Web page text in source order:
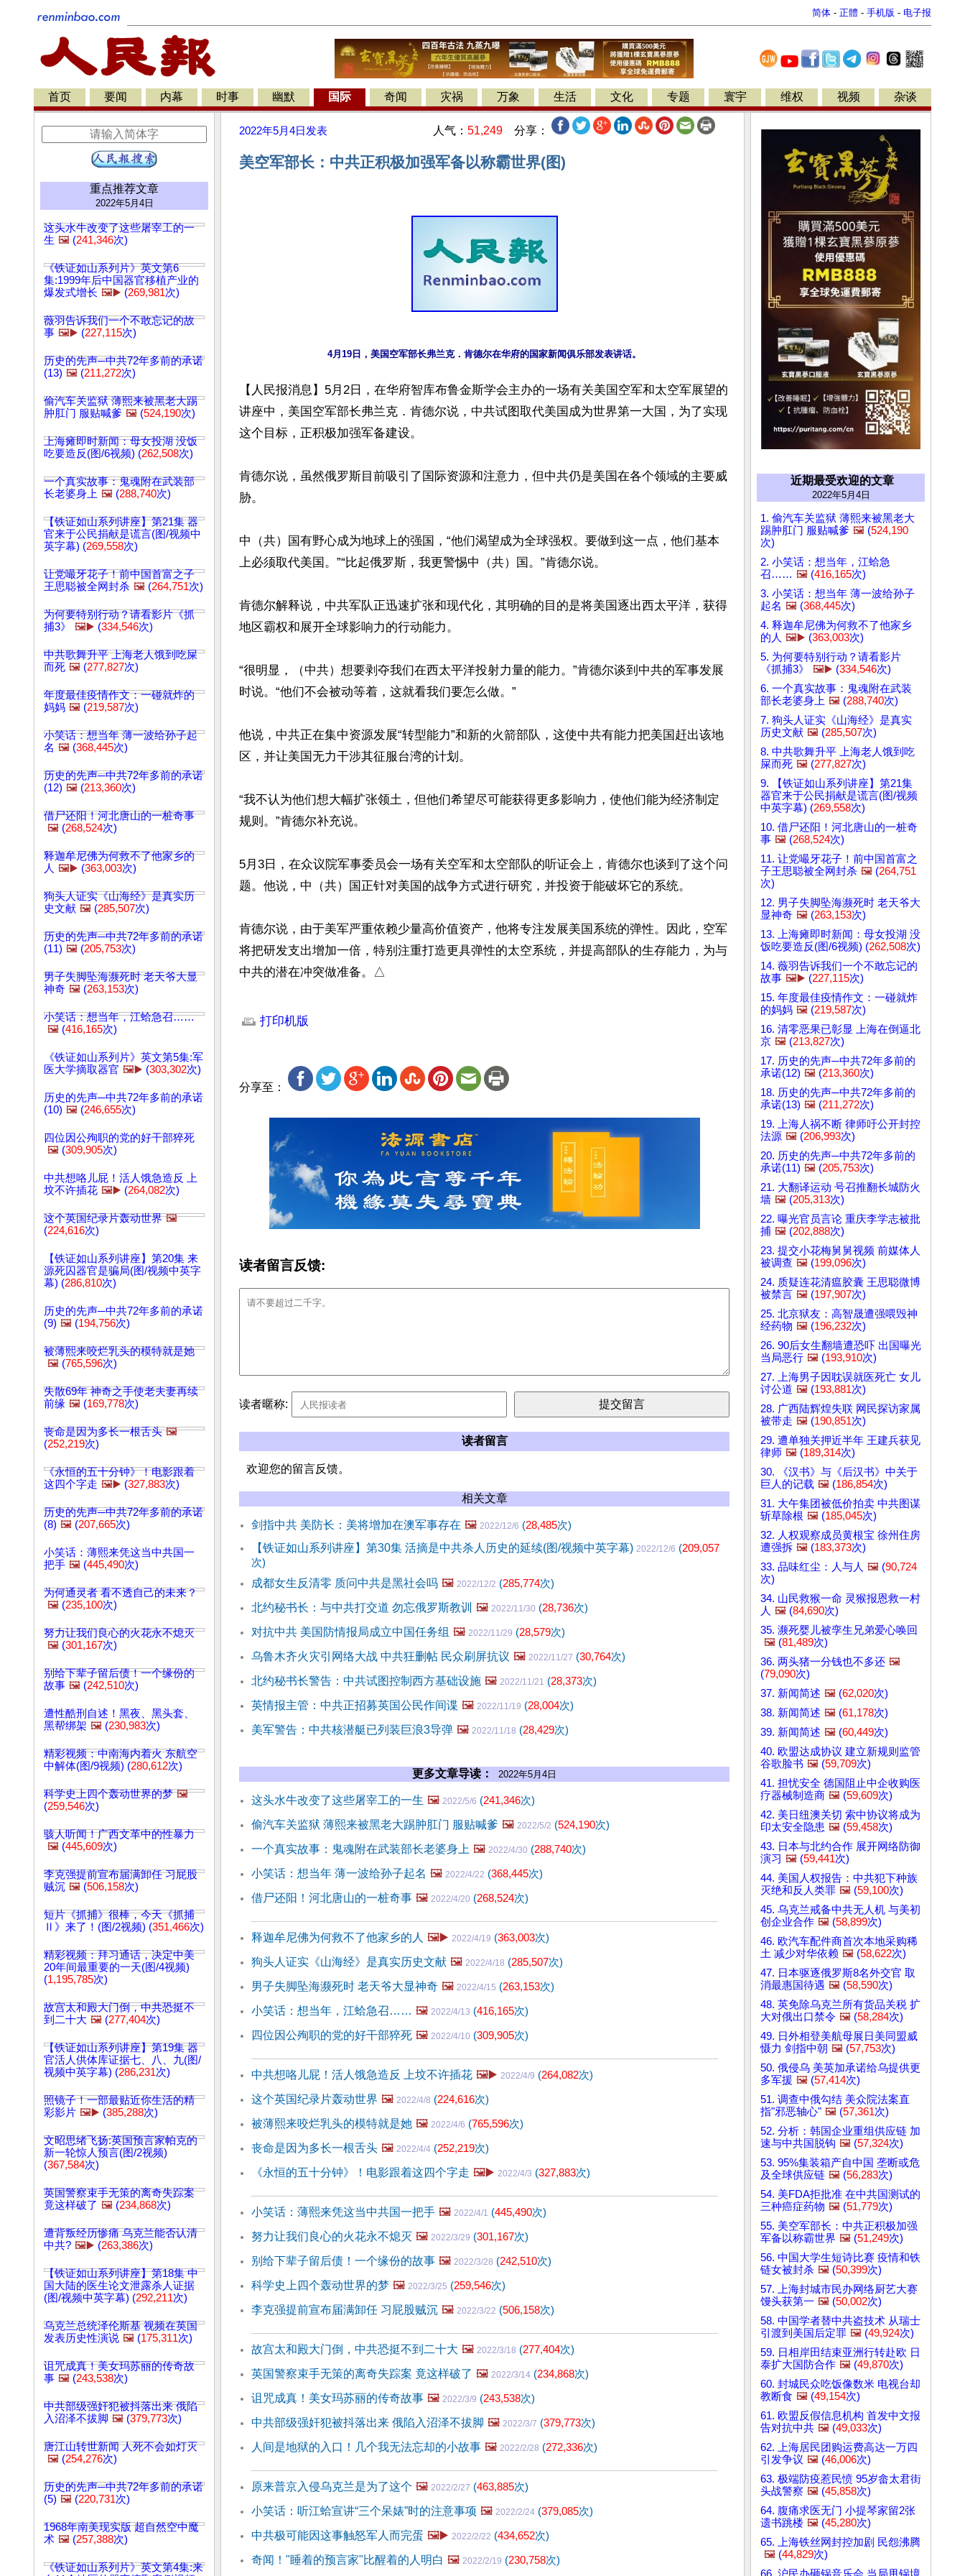
简体 - 正體 - 手机版 - 电子报
首页 要闻 内幕 时事 幽默 国际 奇闻 灾祸 万象 生活 文化 专题 寰宇 维权 视频 杂谈
重点推荐文章
2022年5月4日
这头水牛改变了这些屠宰工的一
生 🖼️ (241,346次)
《铁证如山系列片》英文第6
集:1999年后中国器官移植产业的
爆发式增长 🖼️▶️ (269,981次)
薇羽告诉我们一个不敢忘记的故
事 🖼️▶️ (227,115次)
历史的先声─中共72年多前的承诺
(13) 🖼️ (211,272次)
偷汽车关监狱 薄熙来被黑老大踢
肿肛门 服贴喊爹 🖼️ (524,190次)
上海瘫即时新闻：母女投湖 没饭
吃要造反(图/6视频) (262,508次)
一个真实故事：鬼魂附在武装部
长老婆身上 🖼️ (288,740次)
【铁证如山系列讲座】第21集 器
官来于公民捐献是谎言(图/视频中
英字幕) (269,558次)
让党嘬牙花子！前中国首富之子
王思聪被全网封杀 🖼️ (264,751次)
为何要特别行动？请看影片《抓
捕3》
🖼️▶️ (334,546次)
中共歌舞升平 上海老人饿到吃屎
而死 🖼️ (277,827次)
年度最佳疫情作文：一碰就炸的
妈妈 🖼️ (219,587次)
小笑话：想当年 薄一波给孙子起
名 🖼️ (368,445次)
历史的先声─中共72年多前的承诺
(12) 🖼️ (213,360次)
借尸还阳！河北唐山的一桩奇事
🖼️ (268,524次)
释迦牟尼佛为何救不了他家乡的
人 🖼️▶️ (363,003次)
狗头人证实《山海经》是真实历
史文献 🖼️ (285,507次)
历史的先声─中共72年多前的承诺
(11) 🖼️ (205,753次)
男子失脚坠海濒死时 老天爷大显
神奇 🖼️ (263,153次)
小笑话：想当年，江蛤急召……
🖼️ (416,165次)
《铁证如山系列片》英文第5集:军
医大学摘取器官 🖼️▶️ (303,302次)
历史的先声─中共72年多前的承诺
(10) 🖼️ (246,655次)
四位因公殉职的党的好干部猝死
🖼️ (309,905次)
中共想咯儿屁！活人饿急造反 上
坟不许插花 🖼️▶️ (264,082次)
这个英国纪录片轰动世界 🖼️
(224,616次)
【铁证如山系列讲座】第20集 来
源死囚器官是骗局(图/视频中英字
幕) (286,810次)
历史的先声─中共72年多前的承诺
(9) 🖼️ (194,756次)
被薄熙来咬烂乳头的模特就是她
🖼️ (765,596次)
失散69年 神奇之手使老夫妻再续
前缘 🖼️ (169,778次)
丧命是因为多长一根舌头 🖼️
(252,219次)
《永恒的五十分钟》！电影跟着
这四个字走 🖼️▶️ (327,883次)
历史的先声─中共72年多前的承诺
(8) 🖼️ (207,665次)
小笑话：薄熙来凭这当中共国一
把手 🖼️ (445,490次)
为何通灵者 看不透自己的未来？
🖼️ (235,100次)
努力让我们良心的火花永不熄灭
🖼️ (301,167次)
别给下辈子留后债！一个缘份的
故事 🖼️ (242,510次)
遭性酷刑自述！黑夜、黑头套、
黑帮绑架 🖼️ (230,983次)
精彩视频：中南海内着火 东航空
中解体(图/9视频) (280,612次)
科学史上四个轰动世界的梦 🖼️
(259,546次)
骇人听闻！广西文革中的性暴力
🖼️ (445,609次)
李克强提前宣布届满卸任 习屁股
贼沉 🖼️ (506,158次)
短片《抓捕》很棒，今天《抓捕
Ⅱ》来了！(图/2视频) (351,466次)
精彩视频：拜习通话，决定中美
20年间最重要的一天(图/4视频)
(1,195,785次)
故宫太和殿大门倒，中共恐挺不
到二十大 🖼️ (277,404次)
【铁证如山系列讲座】第19集 器
官活人供体库证据七、八、九(图/
视频中英字幕) (286,231次)
照镜子！一部最贴近你生活的精
彩影片 🖼️▶️ (385,288次)
文昭思绪飞扬:英国预言家帕克的
新一轮惊人预言(图/2视频)
(367,584次)
英国警察束手无策的离奇失踪案
竟这样破了 🖼️ (234,868次)
遭背叛经历惨痛 乌克兰能否认清
中共? 🖼️▶️ (263,386次)
【铁证如山系列讲座】第18集 中
国大陆的医生论文泄露杀人证据
(图/视频中英字幕) (292,211次)
乌克兰总统泽伦斯基 视频在英国
发表历史性演说 🖼️ (175,311次)
诅咒成真！美女玛苏丽的传奇故
事 🖼️ (243,538次)
中共部级强奸犯被抖落出来 俄陷
入沼泽不拔脚 🖼️ (379,773次)
唐江山转世新闻 人死不会如灯灭
🖼️ (254,276次)
历史的先声─中共72年多前的承诺
(5) 🖼️ (220,731次)
1968年南美现实版 超自然空中魔
术 🖼️ (257,388次)
《铁证如山系列片》英文第4集:来
2022年5月4日 发表 人气： 51,249 分享：
美空军部长：中共正积极加强军备以称霸世界(图)
【人民报消息】5月2日，在华府智库布鲁金斯学会主办的一场有关美国空军和太空军展望的
讲座中，美国空军部长弗兰克．肯德尔说，中共试图取代美国成为世界第一大国，为了实现
这个目标，正积极加强军备建设。
肯德尔说，虽然俄罗斯目前吸引了国际资源和注意力，但中共仍是美国在各个领域的主要威
胁。
中（共）国有野心成为地球上的强国，“他们渴望成为全球强权。要做到这一点，他们基本
上必须取代美国。”“比起俄罗斯，我更警惕中（共）国。”肯德尔说。
肯德尔解释说，中共军队正迅速扩张和现代化，其明确的目的是将美国逐出西太平洋，获得
地区霸权和展开全球影响力的行动能力。
“很明显，（中共）想要剥夺我们在西太平洋投射力量的能力。”肯德尔谈到中共的军事发展
时说。“他们不会被动等着，这就看我们要怎么做。”
他说，中共正在集中资源发展“转型能力”和新的火箭部队，这使中共有能力把美国赶出该地
区，并让美国无力干涉其征服台湾的计划。
“我不认为他们想大幅扩张领土，但他们希望尽可能获得更多影响力，使他们能为经济制定
规则。”肯德尔补充说。
5月3日，在众议院军事委员会一场有关空军和太空部队的听证会上，肯德尔也谈到了这个问
题。他说，中（共）国正针对美国的战争方式进行研究，并投资于能破坏它的系统。
肯德尔说，由于美军严重依赖少量高价值资产，他将专注发展美国系统的弹性。因此，空军
将把研发支出增加一倍，特别注重打造更具弹性的太空系统，并提高部队的生存能力，为与
中共的潜在冲突做准备。△
打印机版
分享至：
读者留言反馈:
读者暱称:
读者留言
欢迎您的留言反馈。
相关文章
剑指中共 美防长：美将增加在澳军事存在 🖼️ 2022/12/6 (28,485次)
【铁证如山系列讲座】第30集 活摘是中共杀人历史的延续(图/视频中英字幕) 2022/12/6 (209,057
次)
成都女生反清零 质问中共是黑社会吗 🖼️ 2022/12/2 (285,774次)
北约秘书长：与中共打交道 勿忘俄罗斯教训 🖼️ 2022/11/30 (28,736次)
对抗中共 美国防情报局成立中国任务组 🖼️ 2022/11/29 (28,579次)
乌鲁木齐火灾引网络大战 中共狂删帖 民众刷屏抗议 🖼️ 2022/11/27 (30,764次)
北约秘书长警告：中共试图控制西方基础设施 🖼️ 2022/11/21 (28,373次)
英情报主管：中共正招募英国公民作间谍 🖼️ 2022/11/19 (28,004次)
美军警告：中共核潜艇已列装巨浪3导弹 🖼️ 2022/11/18 (28,429次)
更多文章导读： 2022年5月4日
这头水牛改变了这些屠宰工的一生 🖼️ 2022/5/6 (241,346次)
偷汽车关监狱 薄熙来被黑老大踢肿肛门 服贴喊爹 🖼️ 2022/5/2 (524,190次)
一个真实故事：鬼魂附在武装部长老婆身上 🖼️ 2022/4/30 (288,740次)
小笑话：想当年 薄一波给孙子起名 🖼️ 2022/4/22 (368,445次)
借尸还阳！河北唐山的一桩奇事 🖼️ 2022/4/20 (268,524次)
释迦牟尼佛为何救不了他家乡的人 🖼️▶️ 2022/4/19 (363,003次)
狗头人证实《山海经》是真实历史文献 🖼️ 2022/4/18 (285,507次)
男子失脚坠海濒死时 老天爷大显神奇 🖼️ 2022/4/15 (263,153次)
小笑话：想当年，江蛤急召…… 🖼️ 2022/4/13 (416,165次)
四位因公殉职的党的好干部猝死 🖼️ 2022/4/10 (309,905次)
中共想咯儿屁！活人饿急造反 上坟不许插花 🖼️▶️ 2022/4/9 (264,082次)
这个英国纪录片轰动世界 🖼️ 2022/4/8 (224,616次)
被薄熙来咬烂乳头的模特就是她 🖼️ 2022/4/6 (765,596次)
丧命是因为多长一根舌头 🖼️ 2022/4/4 (252,219次)
《永恒的五十分钟》！电影跟着这四个字走 🖼️▶️ 2022/4/3 (327,883次)
小笑话：薄熙来凭这当中共国一把手 🖼️ 2022/4/1 (445,490次)
努力让我们良心的火花永不熄灭 🖼️ 2022/3/29 (301,167次)
别给下辈子留后债！一个缘份的故事 🖼️ 2022/3/28 (242,510次)
科学史上四个轰动世界的梦 🖼️ 2022/3/25 (259,546次)
李克强提前宣布届满卸任 习屁股贼沉 🖼️ 2022/3/22 (506,158次)
故宫太和殿大门倒，中共恐挺不到二十大 🖼️ 2022/3/18 (277,404次)
英国警察束手无策的离奇失踪案 竟这样破了 🖼️ 2022/3/14 (234,868次)
诅咒成真！美女玛苏丽的传奇故事 🖼️ 2022/3/9 (243,538次)
中共部级强奸犯被抖落出来 俄陷入沼泽不拔脚 🖼️ 2022/3/7 (379,773次)
人间是地狱的入口！几个我无法忘却的小故事 🖼️ 2022/2/28 (272,336次)
原来普京入侵乌克兰是为了这个 🖼️ 2022/2/27 (463,885次)
小笑话：听江蛤宣讲“三个呆婊”时的注意事项 🖼️ 2022/2/24 (379,085次)
中共极可能因这事触怒军人而完蛋 🖼️▶️ 2022/2/22 (434,652次)
奇闻！"睡着的预言家"比醒着的人明白 🖼️ 2022/2/19 (230,758次)
近期最受欢迎的文章
2022年5月4日
1. 偷汽车关监狱 薄熙来被黑老大
踢肿肛门 服贴喊爹 🖼️ (524,190
次)
2. 小笑话：想当年，江蛤急
召…… 🖼️ (416,165次)
3. 小笑话：想当年 薄一波给孙子
起名 🖼️ (368,445次)
4. 释迦牟尼佛为何救不了他家乡
的人 🖼️▶️ (363,003次)
5. 为何要特别行动？请看影片
《抓捕3》
🖼️▶️ (334,546次)
6. 一个真实故事：鬼魂附在武装
部长老婆身上 🖼️ (288,740次)
7. 狗头人证实《山海经》是真实
历史文献 🖼️ (285,507次)
8. 中共歌舞升平 上海老人饿到吃
屎而死 🖼️ (277,827次)
9. 【铁证如山系列讲座】第21集
器官来于公民捐献是谎言(图/视频
中英字幕) (269,558次)
10. 借尸还阳！河北唐山的一桩奇
事 🖼️ (268,524次)
11. 让党嘬牙花子！前中国首富之
子王思聪被全网封杀 🖼️ (264,751
次)
12. 男子失脚坠海濒死时 老天爷大
显神奇 🖼️ (263,153次)
13. 上海瘫即时新闻：母女投湖 没
饭吃要造反(图/6视频) (262,508次)
14. 薇羽告诉我们一个不敢忘记的
故事 🖼️▶️ (227,115次)
15. 年度最佳疫情作文：一碰就炸
的妈妈 🖼️ (219,587次)
16. 清零恶果已彰显 上海在倒逼北
京 🖼️ (213,827次)
17. 历史的先声─中共72年多前的
承诺(12) 🖼️ (213,360次)
18. 历史的先声─中共72年多前的
承诺(13) 🖼️ (211,272次)
19. 上海人祸不断 律师吁公开封控
法源 🖼️ (206,993次)
20. 历史的先声─中共72年多前的
承诺(11) 🖼️ (205,753次)
21. 大翻译运动 号召推翻长城防火
墙 🖼️ (205,313次)
22. 曝光官员言论 重庆李学志被批
捕 🖼️ (202,888次)
23. 提交小花梅舅舅视频 前媒体人
被调查 🖼️ (199,096次)
24. 质疑连花清瘟胶囊 王思聪微博
被禁言 🖼️ (197,907次)
25. 北京狱友：高智晟遭强喂毁神
经药物 🖼️ (196,232次)
26. 90后女生翻墙遭恐吓 出国曝光
当局恶行 🖼️ (193,910次)
27. 上海男子因耽误就医死亡 女儿
讨公道 🖼️ (193,881次)
28. 广西陆辉煌失联 网民探访家属
被带走 🖼️ (190,851次)
29. 遭单独关押近半年 王建兵获见
律师 🖼️ (189,314次)
30. 《汉书》与《后汉书》中关于
巨人的记载 🖼️ (186,854次)
31. 大午集团被低价拍卖 中共图谋
斩草除根 🖼️ (185,045次)
32. 人权观察成员黄根宝 徐州住房
遭强拆 🖼️ (183,373次)
33. 品味红尘：人与人 🖼️ (90,724
次)
34. 山民救猴一命 灵猴报恩救一村
人 🖼️ (84,690次)
35. 濒死婴儿被孪生兄弟爱心唤回
🖼️ (81,489次)
36. 两头猪一分钱也不多还 🖼️
(79,090次)
37. 新闻简述 🖼️ (62,020次)
38. 新闻简述 🖼️ (61,178次)
39. 新闻简述 🖼️ (60,449次)
40. 欧盟达成协议 建立新规则监管
谷歌脸书 🖼️ (59,709次)
41. 担忧安全 德国阻止中企收购医
疗器械制造商 🖼️ (59,609次)
42. 美日纽澳关切 索中协议将成为
印太安全隐患 🖼️ (59,458次)
43. 日本与北约合作 展开网络防御
演习 🖼️ (59,441次)
44. 美国人权报告：中共犯下种族
灭绝和反人类罪 🖼️ (59,100次)
45. 乌克兰戒备中共无人机 与美初
创企业合作 🖼️ (58,899次)
46. 欧汽车配件商首次本地采购稀
土 减少对华依赖 🖼️ (58,622次)
47. 日本驱逐俄罗斯8名外交官 取
消最惠国待遇 🖼️ (58,590次)
48. 英免除乌克兰所有货品关税 扩
大对俄出口禁令 🖼️ (58,284次)
49. 日外相登美航母展日美同盟威
慑力 剑指中朝 🖼️ (57,753次)
50. 俄侵乌 美英加承诺给乌提供更
多军援 🖼️ (57,414次)
51. 调查中俄勾结 美众院法案直
指"邪恶轴心" 🖼️ (57,361次)
52. 分析：韩国企业重组供应链 加
速与中共国脱钩 🖼️ (57,324次)
53. 95%集装箱产自中国 垄断或危
及全球供应链 🖼️ (56,283次)
54. 美FDA拒批准 在中共国测试的
三种癌症药物 🖼️ (51,779次)
55. 美空军部长：中共正积极加强
军备以称霸世界 🖼️ (51,249次)
56. 中国大学生短诗比赛 疫情和铁
链女被封杀 🖼️ (50,399次)
57. 上海封城市民办网络厨艺大赛
馒头获第一 🖼️ (50,002次)
58. 中国学者替中共盗技术 从瑞士
引渡到美国后定罪 🖼️ (49,924次)
59. 日相岸田结束亚洲行转赴欧 日
泰扩大国防合作 🖼️ (49,870次)
60. 封城民众吃饭像数米 电视台却
教断食 🖼️ (49,154次)
61. 欧盟反假信息机构 首发中文报
告对抗中共 🖼️ (49,033次)
62. 上海居民团购运费高达一万四
引发争议 🖼️ (46,006次)
63. 极端防疫惹民愤 95岁畲太君街
头战警察 🖼️ (45,858次)
64. 腹痛求医无门 小提琴家留2张
遗书跳楼 🖼️ (45,280次)
65. 上海铁丝网封控加剧 民怨沸腾
🖼️ (44,829次)
66. 沪民办砸锅音乐会 当局甩锅境